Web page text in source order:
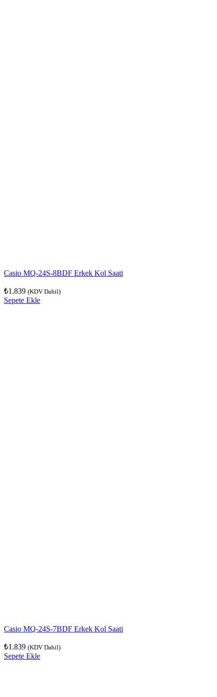
Casio MQ-24S-8BDF Erkek Kol Saati
₺1.839 (KDV Dahil)
Sepete Ekle
Casio MQ-24S-7BDF Erkek Kol Saati
₺1.839 (KDV Dahil)
Sepete Ekle